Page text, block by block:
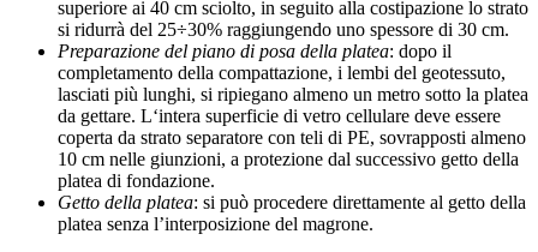
superiore ai 40 cm sciolto, in seguito alla costipazione lo strato
si ridurrà del 25÷30% raggiungendo uno spessore di 30 cm.
Preparazione del piano di posa della platea: dopo il
completamento della compattazione, i lembi del geotessuto,
lasciati più lunghi, si ripiegano almeno un metro sotto la platea
da gettare. L‘intera superficie di vetro cellulare deve essere
coperta da strato separatore con teli di PE, sovrapposti almeno
10 cm nelle giunzioni, a protezione dal successivo getto della
platea di fondazione.
Getto della platea: si può procedere direttamente al getto della
platea senza l’interposizione del magrone.